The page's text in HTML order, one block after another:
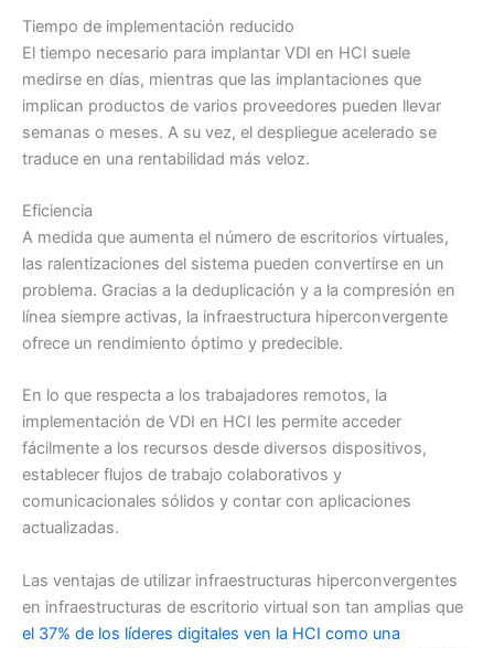
Tiempo de implementación reducido
El tiempo necesario para implantar VDI en HCI suele
medirse en días, mientras que las implantaciones que
implican productos de varios proveedores pueden llevar
semanas o meses. A su vez, el despliegue acelerado se
traduce en una rentabilidad más veloz.
Eficiencia
A medida que aumenta el número de escritorios virtuales,
las ralentizaciones del sistema pueden convertirse en un
problema. Gracias a la deduplicación y a la compresión en
línea siempre activas, la infraestructura hiperconvergente
ofrece un rendimiento óptimo y predecible.
En lo que respecta a los trabajadores remotos, la
implementación de VDI en HCI les permite acceder
fácilmente a los recursos desde diversos dispositivos,
establecer flujos de trabajo colaborativos y
comunicacionales sólidos y contar con aplicaciones
actualizadas.
Las ventajas de utilizar infraestructuras hiperconvergentes
en infraestructuras de escritorio virtual son tan amplias que
el 37% de los líderes digitales ven la HCI como una